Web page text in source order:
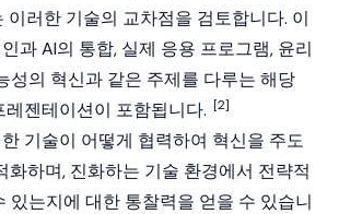
이러한 기술의 교차점을 검토합니다. 이
과 AI의 통합, 실제 응용 프로그램, 윤리
성의 혁신과 같은 주제를 다루는 해당
젠테이션이 포함됩니다. [2]
기술이 어떻게 협력하여 혁신을 주도
화하며, 진화하는 기술 환경에서 전략적
있는지에 대한 통찰력을 얻을 수 있습니